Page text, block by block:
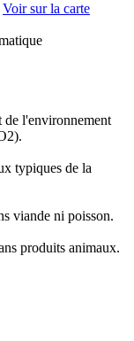
Voir sur la carte